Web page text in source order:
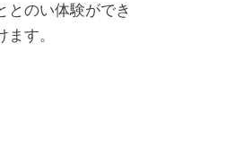
とのい体験ができ
す。